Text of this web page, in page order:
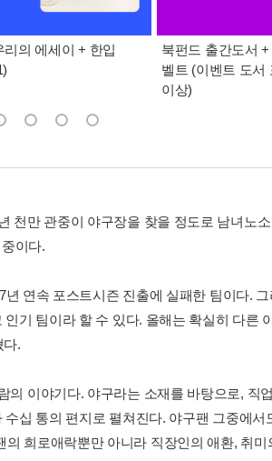
리의 에세이 + 한입
북펀드 출간도서
벨트 (이벤트 도서
이상)
천만 관중이 야구장을 찾을 정도로 남녀노
이다.
연속 포스트시즌 진출에 실패한 팀이다.
기 팀이라 할 수 있다. 올해는 확실히 다른
다.
이야기다. 야구라는 소재를 바탕으로, 직
십 통의 편지로 펼쳐진다. 야구팬 그중에서
희로애락뿐만 아니라 직장인의 애환, 취미